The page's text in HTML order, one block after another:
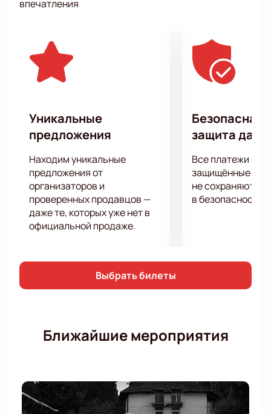
аудитории. Не упустите возможность получить
самые волнующие темы!
впечатления
Уникальные
предложения
Находим уникальные
предложения от
организаторов и
проверенных продавцов —
даже те, которых уже нет в
официальной продаже.
Безопасная
защита
Все платежи
защищённые
не сохраняются
в безопасности.
Выбрать билеты
Ближайшие мероприятия